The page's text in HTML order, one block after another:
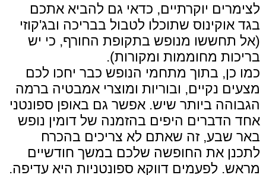
לצימרים יוקרתיים, כדאי גם להביא אתכם
בגד אוקינוס שתוכלו לטבול בבריכה ובג'קוזי
(אל תחששו מנופש בתקופת החורף, כי יש
בריכות מחוממות ומקורות).
כמו כן, בתוך מתחמי הנופש כבר יחכו לכם
מצעים נקיים, ובוריות ומוצרי אמבטיה ברמה
הגבוהה ביותר שיש. אפשר גם באופן ספונטני
אחד הדברים היפים בהזמנה של דומין נופש
באר שבע, זה שאתם לא צריכים בהכרח
לתכנן את החופשה שלכם במשך חודשיים
מראש. לפעמים דווקא ספונטניות היא עדיפה.